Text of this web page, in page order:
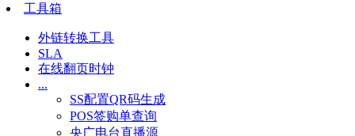
工具箱
外链转换工具
SLA
在线翻页时钟
...
SS配置QR码生成
POS签购单查询
央广电台直播源